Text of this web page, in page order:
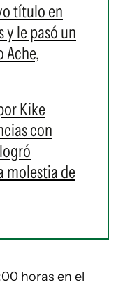
título en
y le pasó un
Ache,
Kike
con
molestia de
horas en el